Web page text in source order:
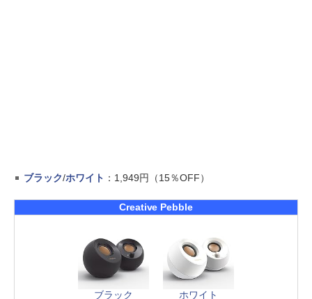
ブラック/ホワイト ：1,949円（15％OFF）
Creative Pebble
ブラック ホワイト